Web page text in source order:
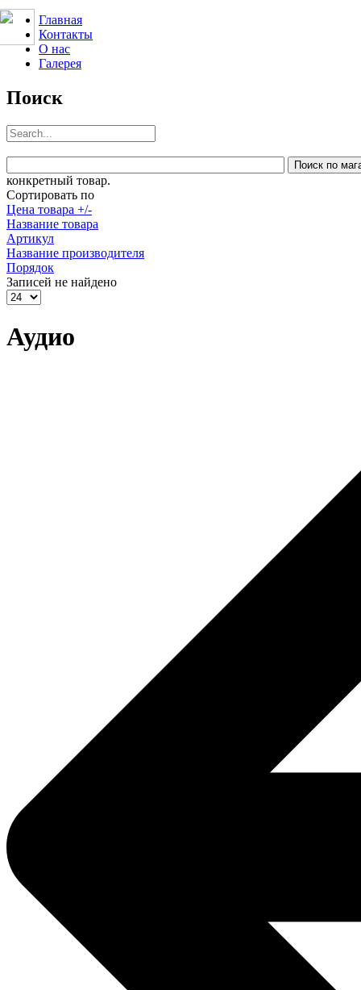
Главная
Контакты
О нас
Галерея
Поиск
конкретный товар.
Сортировать по
Цена товара +/-
Название товара
Артикул
Название производителя
Порядок
Записей не найдено
Аудио